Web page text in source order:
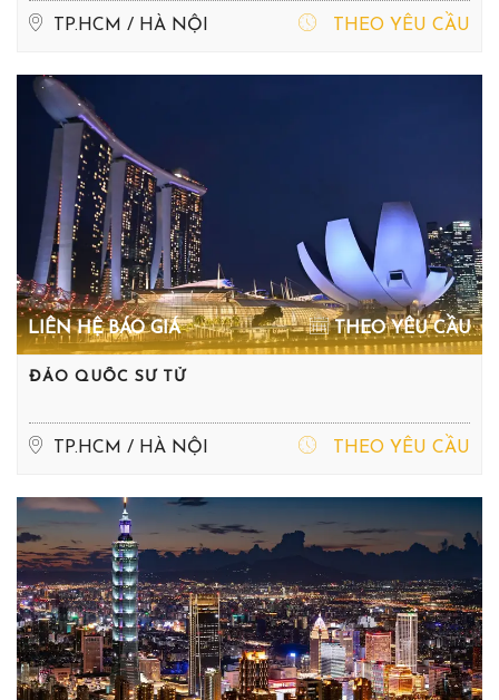
TP.HCM / HÀ NỘI THEO YÊU CẦU
LIÊN HỆ BÁO GIÁ THEO YÊU CẦU
ĐẢO QUỐC SƯ TỬ
TP.HCM / HÀ NỘI THEO YÊU CẦU